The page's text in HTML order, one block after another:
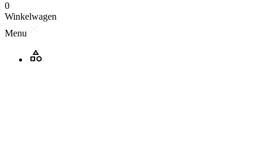
0
Winkelwagen
Menu